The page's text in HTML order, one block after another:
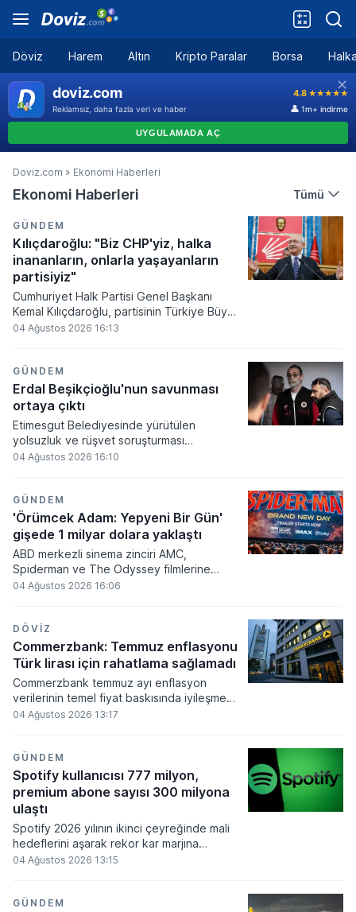
Döviz Harem Altın Kripto Paralar Borsa
Doviz.com » Ekonomi Haberleri
Ekonomi Haberleri Tümü
GÜNDEM
Kılıçdaroğlu: "Biz CHP'yiz, halka
inananların, onlarla yaşayanların
partisiyiz"
Cumhuriyet Halk Partisi Genel Başkanı
Kemal Kılıçdaroğlu, partisinin Türkiye Büyük
Millet Meclisi'ndeki grup toplantısında
önemli değerlendirmelerde bulundu.
Göreve dönmesinin ardından ilk kez
kürsüye çıkan Kılıçdaroğlu, mevsimlik tarım
işçilerinin sorunlarından yargıdaki tutukluluk
süreçlerine kadar geniş bir yelpazede
partisinin çözüm önerilerini paylaştı.
04 Ağustos 2026 16:13
GÜNDEM
Erdal Beşikçioğlu'nun savunması
ortaya çıktı
Etimesgut Belediyesinde yürütülen
yolsuzluk ve rüşvet soruşturması
kapsamında mahkemeye sevk edilen
üst düzey yetkililerin de dahil olduğu 40
kişi, yöneltilen ağır suçlamalar nedeniyle
tutuklanarak cezaevine gönderildi.
04 Ağustos 2026 16:10
GÜNDEM
'Örümcek Adam: Yepyeni Bir Gün'
gişede 1 milyar dolara yaklaştı
ABD merkezli sinema zinciri AMC,
Spiderman ve The Odyssey filmlerine
yönelik yoğun ilginin etkisiyle 106 yıllık
arasındaki süreçte 10,2 milyondan fazla
izleyici ağırlayan şirket, toplam gelir ve
bilet satışlarında tüm zamanların rekorunu
04 Ağustos 2026 16:06
DÖVIZ
Commerzbank: Temmuz enflasyonu
Türk lirası için rahatlama sağlamadı
Commerzbank temmuz ayı enflasyon
verilerinin temel fiyat baskısında iyileşme
göstermediğini ve Türk lirasında kalıcı
düşüşün baz etkisinden kaynaklandığı
vurgulanırken döviz dönüşüm
düzenlemelerinin de kur görünümünü
değiştiremeyeceği belirtildi.
04 Ağustos 2026 13:17
GÜNDEM
Spotify kullanıcısı 777 milyon,
premium abone sayısı 300 milyona
ulaştı
Spotify 2026 yılının ikinci çeyreğinde mali
hedeflerini aşarak rekor kar marjına
ulaştığını duyurdu. Şirket, kullanıcı tabanını
güçlü bir dönüşüm sergiledi.
04 Ağustos 2026 13:15
GÜNDEM